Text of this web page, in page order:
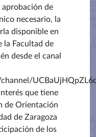
aprobación de
necesario, la
disponible en
la Facultad de
desde el canal
que tiene
de Orientación
de Zaragoza
de los